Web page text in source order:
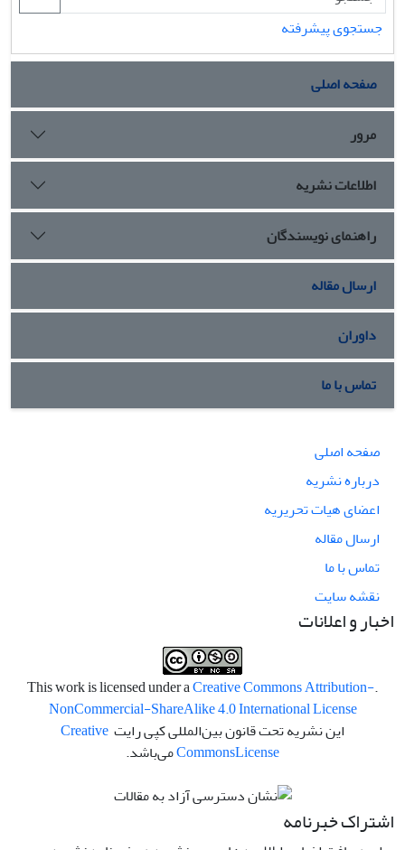
جستجوی پیشرفته
صفحه اصلی
مرور
اطلاعات نشریه
راهنمای نویسندگان
ارسال مقاله
داوران
تماس با ما
صفحه اصلی
درباره نشریه
اعضای هیات تحریریه
ارسال مقاله
تماس با ما
نقشه سایت
اخبار و اعلانات
.This work is licensed under a
Creative Commons Attribution-
NonCommercial-ShareAlike 4.0 International License
این نشریه تحت قانون بین‌المللی کپی رایت Creative
CommonsLicense می‌باشد.
اشتراک خبرنامه